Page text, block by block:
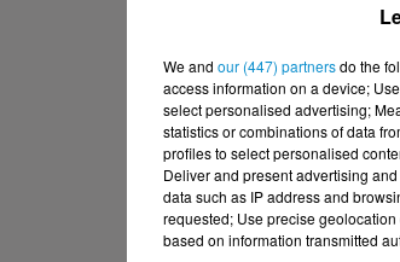
We and our (447) partnersdo the
access information on a device;
select personalised advertising;
statistics or combinations of data
profiles to select personalised
Deliver and present advertising
data such as IP address and
requested; Use precise
based on information transmitted